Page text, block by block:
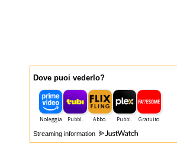
Dove puoi vederlo?
Streaming information